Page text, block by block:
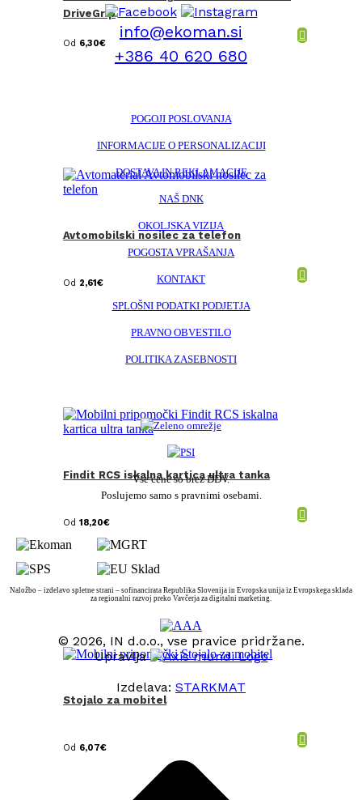
DriveGrip
Od 6,30€
Avtomobilski nosilec za telefon
Od 2,61€
Findit RCS iskalna kartica ultra tanka
Od 18,20€
Stojalo za mobitel
Od 6,07€
info@ekoman.si
+386 40 620 680
POGOJI POSLOVANJA
INFORMACIJE O PERSONALIZACIJI
DOSTAVA IN REKLAMACIJE
NAŠ DNK
OKOLJSKA VIZIJA
POGOSTA VPRAŠANJA
KONTAKT
SPLOŠNI PODATKI PODJETJA
PRAVNO OBVESTILO
POLITIKA ZASEBNOSTI
Vse cene so brez DDV.
Poslujemo samo s pravnimi osebami.
Naložbo – izdelavo spletne strani – sofinancirata Republika Slovenija in Evropska unija iz Evropskega sklada
za regionalni razvoj preko Vavčerja za digitalni marketing.
© 2026, IN d.o.o., vse pravice pridržane.
Upravlja
Izdelava: STARKMAT